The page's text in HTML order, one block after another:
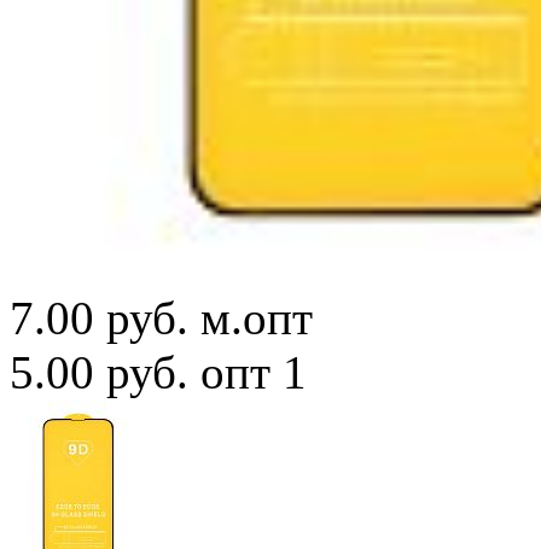
7.00 руб. м.опт
5.00 руб. опт 1